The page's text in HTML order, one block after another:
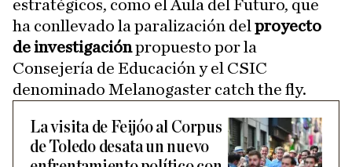
estratégicos, como el Aula del Futuro, que
ha conllevado la paralización del proyecto
de investigaciónpropuesto por la
Consejería de Educación y el CSIC
denominado Melanogaster catch the fly.
La visita de Feijóo al Corpus
de Toledo desata un nuevo